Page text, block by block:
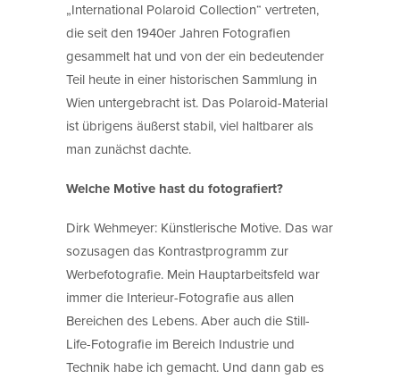
„International Polaroid Collection“ vertreten,
die seit den 1940er Jahren Fotografien
gesammelt hat und von der ein bedeutender
Teil heute in einer historischen Sammlung in
Wien untergebracht ist. Das Polaroid-Material
ist übrigens äußerst stabil, viel haltbarer als
man zunächst dachte.
Welche Motive hast du fotografiert?
Dirk Wehmeyer: Künstlerische Motive. Das war
sozusagen das Kontrastprogramm zur
Werbefotografie. Mein Hauptarbeitsfeld war
immer die Interieur-Fotografie aus allen
Bereichen des Lebens. Aber auch die Still-
Life-Fotografie im Bereich Industrie und
Technik habe ich gemacht. Und dann gab es